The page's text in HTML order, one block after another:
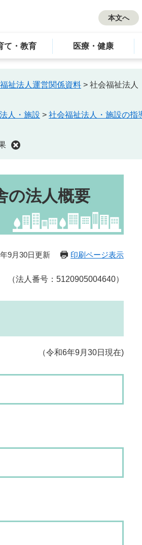
本文へ
て・教育 医療・健康
祉法人運営関係資料 > 社会福祉法
人・施設 > 社会福祉法人・施設の指
の法人概要
9月30日更新 印刷ページ表示
（法人番号：5120905004640）
（令和6年9月30日現在)